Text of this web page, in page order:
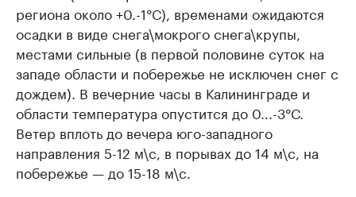
региона около +0.-1°С), временами ожидаются
осадки в виде снега\мокрого снега\крупы,
местами сильные (в первой половине суток на
западе области и побережье не исключен снег с
дождем). В вечерние часы в Калининграде и
области температура опустится до 0...-3°С.
Ветер вплоть до вечера юго-западного
направления 5-12 м\с, в порывах до 14 м\с, на
побережье — до 15-18 м\с.